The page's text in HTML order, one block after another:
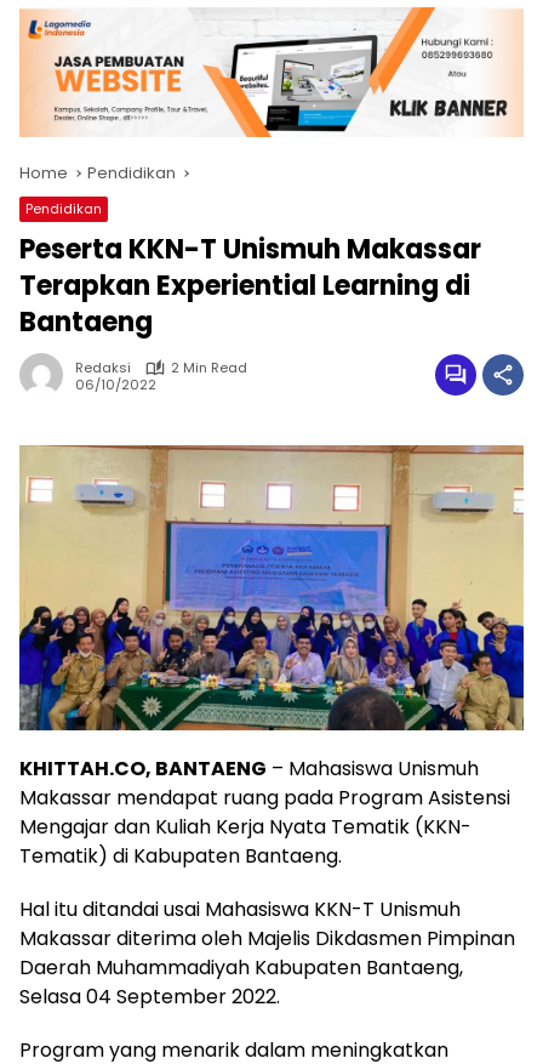
Home Pendidikan
Pendidikan
Peserta KKN-T Unismuh Makassar
Terapkan Experiential Learning di
Bantaeng
Redaksi
2 Min Read
06/10/2022
KHITTAH.CO, BANTAENG – Mahasiswa Unismuh
Makassar mendapat ruang pada Program Asistensi
Mengajar dan Kuliah Kerja Nyata Tematik (KKN-
Tematik) di Kabupaten Bantaeng.
Hal itu ditandai usai Mahasiswa KKN-T Unismuh
Makassar diterima oleh Majelis Dikdasmen Pimpinan
Daerah Muhammadiyah Kabupaten Bantaeng,
Selasa 04 September 2022.
Program yang menarik dalam meningkatkan